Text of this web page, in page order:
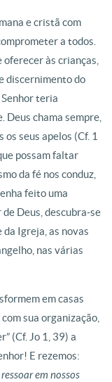
e cristã com
a todos.
oferecer às crianças,
discernimento do
Senhor teria
Deus chama sempre,
seus apelos (Cf. 1
possam faltar
da fé nos conduz,
feito uma
Deus, descubra-se
da Igreja, as novas
nas várias
em casas
sua organização,
(Cf. Jo 1, 39) a
E rezemos:
em nossos